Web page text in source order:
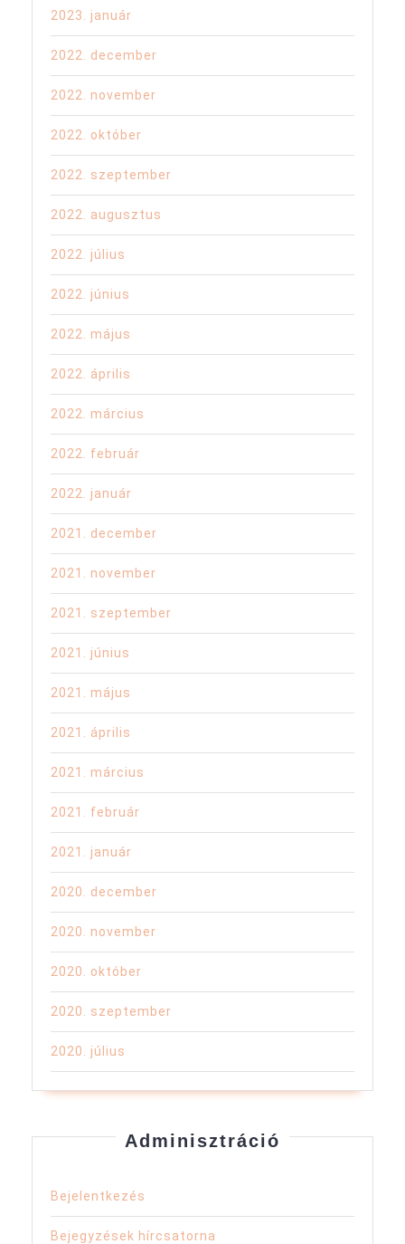
2023. január
2022. december
2022. november
2022. október
2022. szeptember
2022. augusztus
2022. július
2022. június
2022. május
2022. április
2022. március
2022. február
2022. január
2021. december
2021. november
2021. szeptember
2021. június
2021. május
2021. április
2021. március
2021. február
2021. január
2020. december
2020. november
2020. október
2020. szeptember
2020. július
Adminisztráció
Bejelentkezés
Bejegyzések hírcsatorna